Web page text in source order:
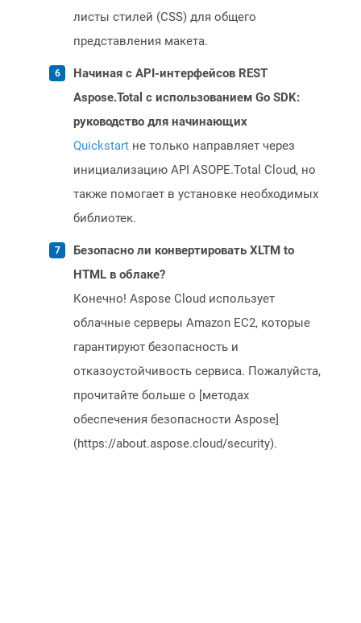
листы стилей (CSS) для общего
представления макета.
Начиная с API-интерфейсов REST
Aspose.Total с использованием Go SDK:
руководство для начинающих
Quickstart не только направляет через
инициализацию API ASOPE.Total Cloud, но
также помогает в установке необходимых
библиотек.
Безопасно ли конвертировать XLTM to
HTML в облаке?
Конечно! Aspose Cloud использует
облачные серверы Amazon EC2, которые
гарантируют безопасность и
отказоустойчивость сервиса. Пожалуйста,
прочитайте больше о [методах
обеспечения безопасности Aspose]
(https://about.aspose.cloud/security).